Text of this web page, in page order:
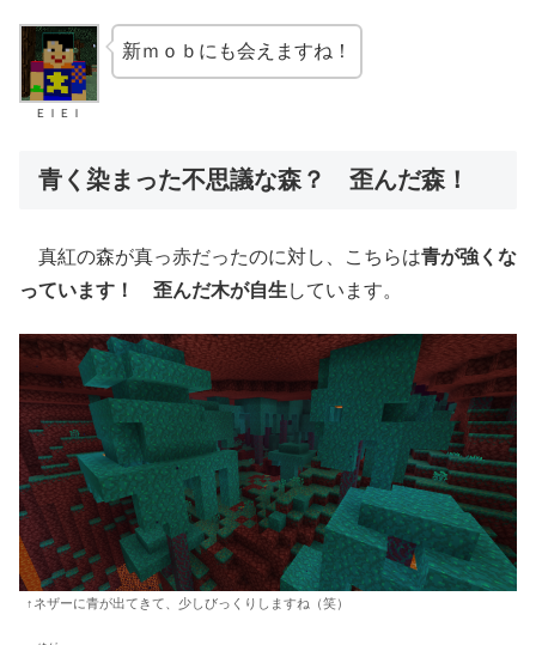
ＥＩＥＩ
新ｍｏｂにも会えますね！
青く染まった不思議な森？ 歪んだ森！
真紅の森が真っ赤だったのに対し、こちらは青が強くな
っています！ 歪んだ木が自生 しています。
↑ネザーに青が出てきて、少しびっくりしますね（笑）